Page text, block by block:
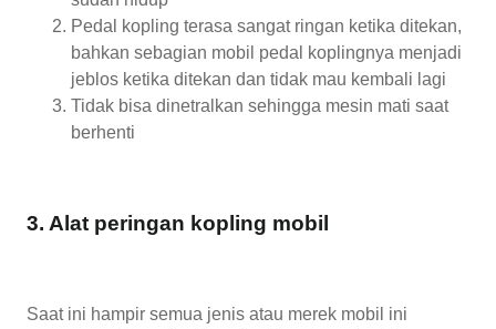
Pedal kopling terasa sangat ringan ketika ditekan,
bahkan sebagian mobil pedal koplingnya menjadi
jeblos ketika ditekan dan tidak mau kembali lagi
Tidak bisa dinetralkan sehingga mesin mati saat
berhenti
3. Alat peringan kopling mobil
Saat ini hampir semua jenis atau merek mobil ini